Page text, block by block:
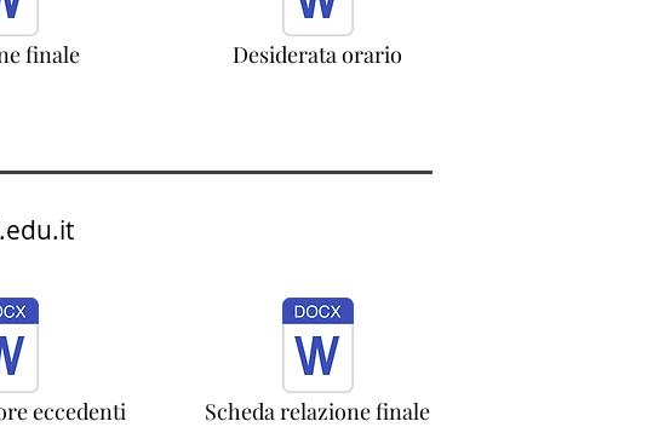
finale Desiderata orario
eccedenti Scheda relazione finale